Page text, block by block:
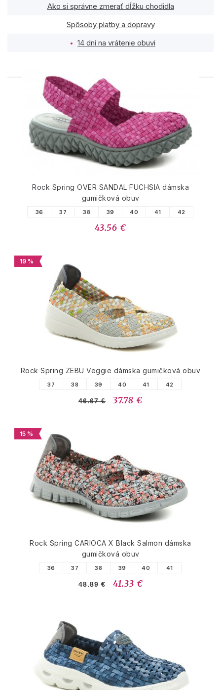
Ako si správne zmerať dĺžku chodidla
Spôsoby platby a dopravy
14 dní na vrátenie obuvi
PODOBNÉ PRODUKTY
Rock Spring OVER SANDAL FUCHSIA dámska
gumičková obuv
36 37 38 39 40 41 42
43.56 €
19 %
Rock Spring ZEBU Veggie dámska gumičková obuv
37 38 39 40 41 42
46.67 € 37.78 €
15 %
Rock Spring CARIOCA X Black Salmon dámska
gumičková obuv
36 37 38 39 40 41
48.89 € 41.33 €